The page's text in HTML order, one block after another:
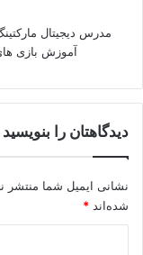
مدرس دیجیتال
آموزش بازی
دیدگاهتان را بنویسید
نشانی ایمیل شما منتشر
شده‌اند *